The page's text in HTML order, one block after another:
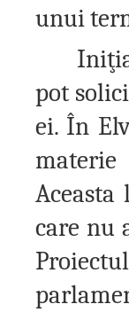
unui
pot
ei. În
care nu